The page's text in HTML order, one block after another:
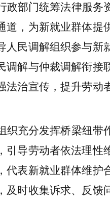
政部门统筹法律服务
道， 为新就业群体提
人民调解组织参与新
调解与仲裁调解衔接
法治宣传，提升劳动
织充分发挥桥梁纽带
引导劳动者依法理性
代表新就业群体维护
及时收集诉求、反馈